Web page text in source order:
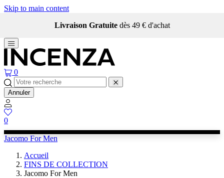
Skip to main content
Livraison Gratuite dès 49 € d'achat
0
Annuler
0
Jacomo For Men
Accueil
FINS DE COLLECTION
Jacomo For Men